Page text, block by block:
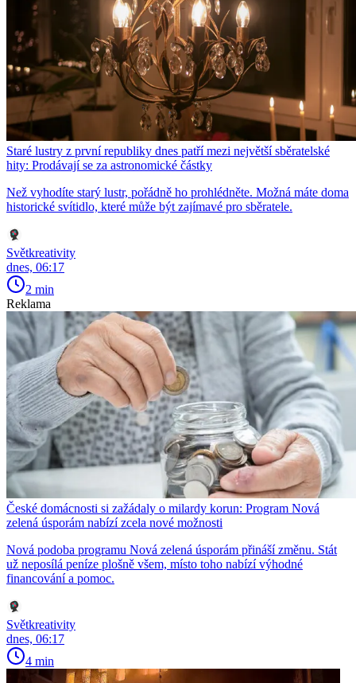
Staré lustry z první republiky dnes patří mezi největší sběratelské
hity: Prodávají se za astronomické částky
Než vyhodíte starý lustr, pořádně ho prohlédněte. Možná máte doma
historické svítidlo, které může být zajímavé pro sběratele.
Světkreativity
dnes, 06:17
2 min
Reklama
České domácnosti si zažádaly o milardy korun: Program Nová
zelená úsporám nabízí zcela nové možnosti
Nová podoba programu Nová zelená úsporám přináší změnu. Stát
už neposílá peníze plošně všem, místo toho nabízí výhodné
financování a pomoc.
Světkreativity
dnes, 06:17
4 min